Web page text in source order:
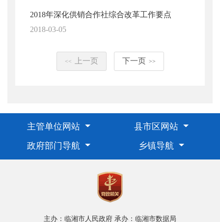
2018年深化供销合作社综合改革工作要点
2018-03-05
<< 上一页 下一页 >>
主管单位网站
县市区网站
政府部门导航
乡镇导航
主办：临湘市人民政府 承办：临湘市数据局